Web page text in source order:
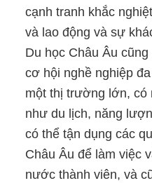
cạnh tranh khắc
và lao động và sự
Du học Châu Âu
cơ hội nghề nghiệp
một thị trường lớn, có
như du lịch, năng
có thể tận dụng các
Châu Âu để làm việc
nước thành viên, và